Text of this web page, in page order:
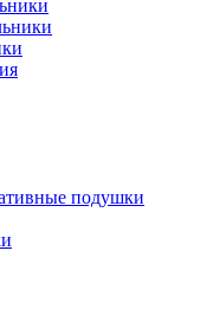
подушки